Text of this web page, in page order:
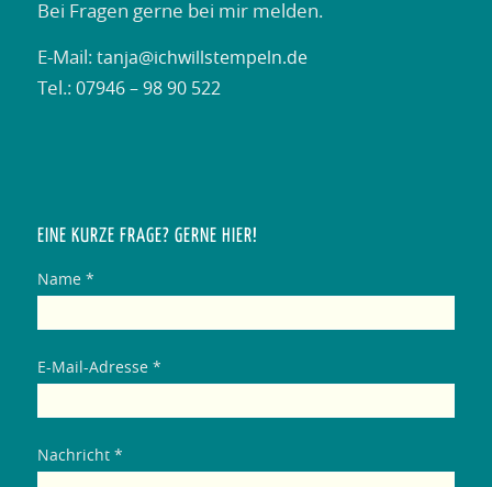
Bei Fragen gerne bei mir melden.
E-Mail: tanja@ichwillstempeln.de
Tel.: 07946 – 98 90 522
EINE KURZE FRAGE? GERNE HIER!
Name *
E-Mail-Adresse *
Nachricht *